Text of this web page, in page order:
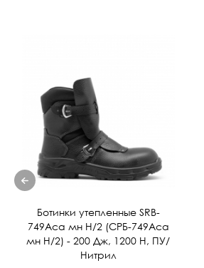
Ботинки утепленные SRB-
749Аса мн Н/2 (СРБ-749Аса
мн Н/2) - 200 Дж, 1200 Н, ПУ/
Нитрил